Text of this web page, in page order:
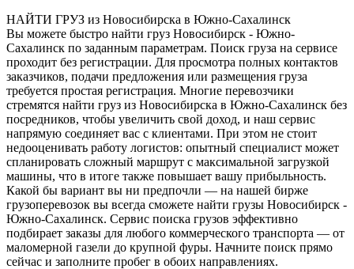
НАЙТИ ГРУЗ из Новосибирска в Южно-Сахалинск
Вы можете быстро найти груз Новосибирск - Южно-
Сахалинск по заданным параметрам. Поиск груза на сервисе
проходит без регистрации. Для просмотра полных контактов
заказчиков, подачи предложения или размещения груза
требуется простая регистрация. Многие перевозчики
стремятся найти груз из Новосибирска в Южно-Сахалинск без
посредников, чтобы увеличить свой доход, и наш сервис
напрямую соединяет вас с клиентами. При этом не стоит
недооценивать работу логистов: опытный специалист может
спланировать сложный маршрут с максимальной загрузкой
машины, что в итоге также повышает вашу прибыльность.
Какой бы вариант вы ни предпочли — на нашей бирже
грузоперевозок вы всегда сможете найти грузы Новосибирск -
Южно-Сахалинск. Сервис поиска грузов эффективно
подбирает заказы для любого коммерческого транспорта — от
маломерной газели до крупной фуры. Начните поиск прямо
сейчас и заполните пробег в обоих направлениях.